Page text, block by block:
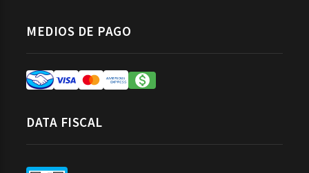
MEDIOS DE PAGO
DATA FISCAL